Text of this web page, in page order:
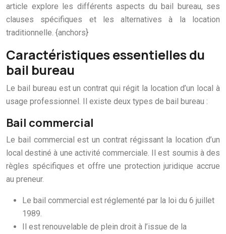
article explore les différents aspects du bail bureau, ses
clauses spécifiques et les alternatives à la location
traditionnelle. {anchors}
Caractéristiques essentielles du
bail bureau
Le bail bureau est un contrat qui régit la location d’un local à
usage professionnel. Il existe deux types de bail bureau :
Bail commercial
Le bail commercial est un contrat régissant la location d’un
local destiné à une activité commerciale. Il est soumis à des
règles spécifiques et offre une protection juridique accrue
au preneur.
Le bail commercial est réglementé par la loi du 6 juillet
1989.
Il est renouvelable de plein droit à l’issue de la